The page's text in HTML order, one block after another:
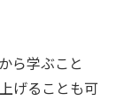
ら学ぶこと
げることも可